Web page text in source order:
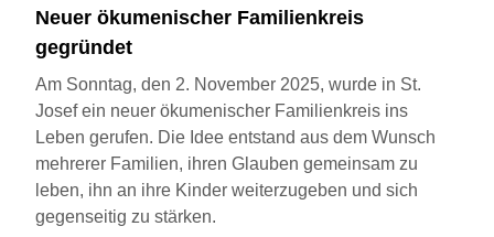
Neuer ökumenischer Familienkreis
gegründet
Am Sonntag, den 2. November 2025, wurde in St.
Josef ein neuer ökumenischer Familienkreis ins
Leben gerufen. Die Idee entstand aus dem Wunsch
mehrerer Familien, ihren Glauben gemeinsam zu
leben, ihn an ihre Kinder weiterzugeben und sich
gegenseitig zu stärken.